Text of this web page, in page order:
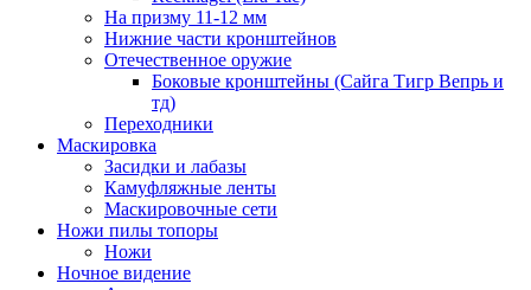
На призму 11-12 мм
Нижние части кронштейнов
Отечественное оружие
Боковые кронштейны (Сайга Тигр Вепрь и
тд)
Переходники
Маскировка
Засидки и лабазы
Камуфляжные ленты
Маскировочные сети
Ножи пилы топоры
Ножи
Ночное видение